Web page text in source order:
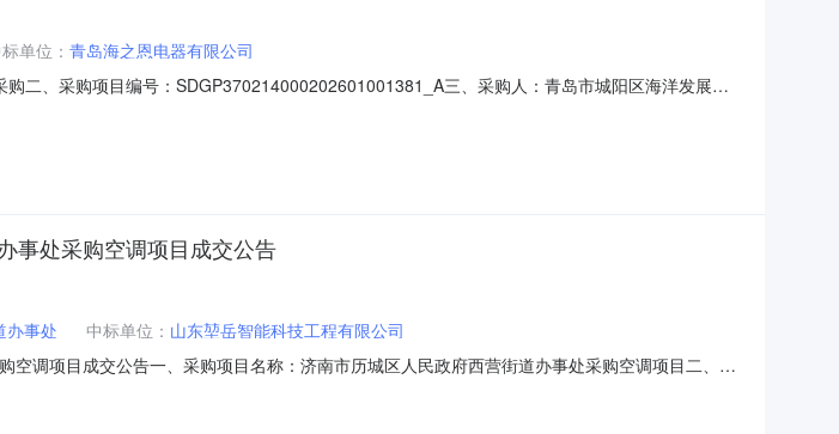
单位： 青岛海之恩电器有限公司
二、采购项目编号：SDGP370214000202601001381_A三、采购人：青岛市城阳区海洋发展局
：青岛市城阳区海洋发展局联系电话:15064867000
事处采购空调项目成交公告
办事处 中标单位： 山东堃岳智能科技工程有限公司
调项目成交公告一、采购项目名称：济南市历城区人民政府西营街道办事处采购空调项目二、采
智能科技工程有限公司1.0000002380.000000元七、采购小组成员：无八